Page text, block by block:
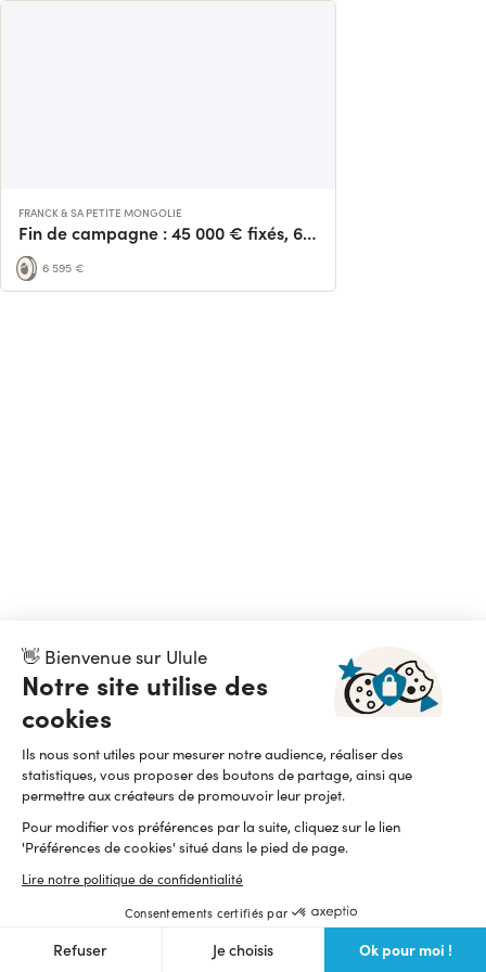
👋 Bienvenue sur Ulule
Notre site utilise des
cookies
Ils nous sont utiles pour mesurer notre audience, réaliser des
statistiques, vous proposer des boutons de partage, ainsi que
permettre aux créateurs de promouvoir leur projet.
Pour modifier vos préférences par la suite, cliquez sur le lien
'Préférences de cookies' situé dans le pied de page.
Lire notre politique de confidentialité
Consentements certifiés par
Refuser Je choisis Ok pour moi !
FRANCK & SA PETITE MONGOLIE
Fin de campagne : 45 000 € fixés, 6 000 € remportés, merci !
6 595 €